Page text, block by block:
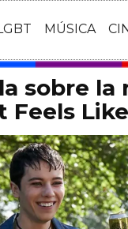
MÚSICA
sobre la